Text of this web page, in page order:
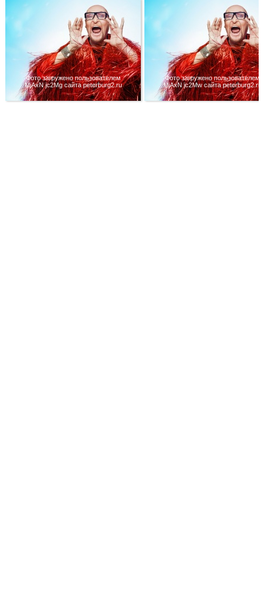
Фото загружено пользователем
MjAxN jc2Mg сайта peterburg2.ru
Фото загружено пользователем
MjAxN jc2Mw сайта peterburg2.ru